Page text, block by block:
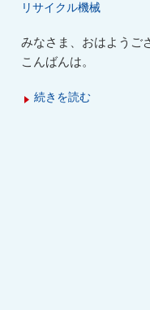
リサイクル機械
みなさま、おはようご
こんばんは。
続きを読む